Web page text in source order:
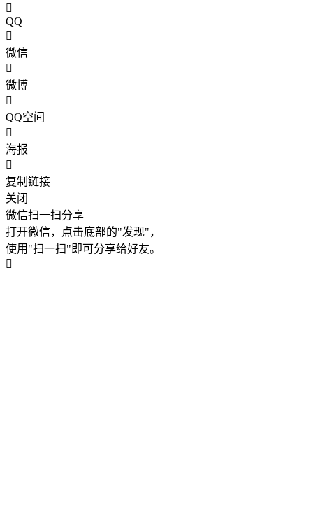
QQ
微信
微博
QQ空间
海报
复制链接
关闭
微信扫一扫分享
打开微信，点击底部的"发现"，
使用"扫一扫"即可分享给好友。